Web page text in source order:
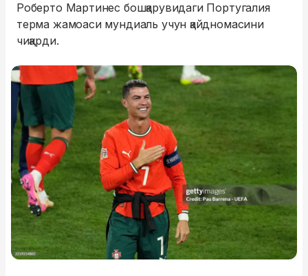
Роберто Мартинес бошқарувидаги Португалия
терма жамоаси мундиаль учун қайдномасини
чиқарди.